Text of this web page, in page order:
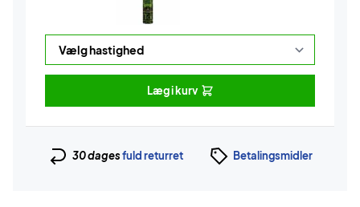
Læg i kurv
30 dagesfuld returret Betalingsmidler